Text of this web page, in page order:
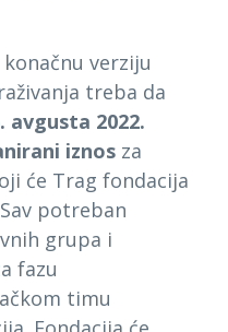
verziju
treba da
avgusta 2022.
iznos za
će Trag fondacija
potreban
grupa i
fazu
timu